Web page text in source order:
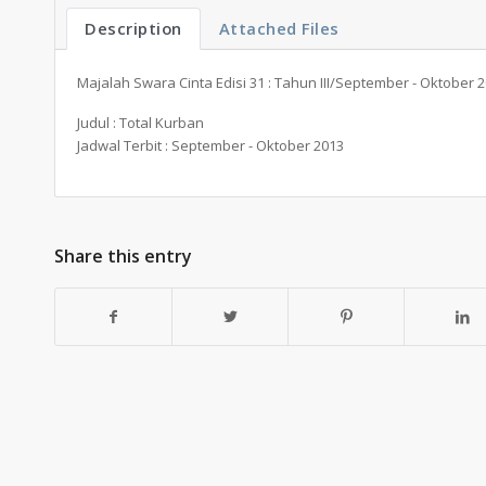
Description Attached Files
Majalah Swara Cinta Edisi 31 : Tahun III/September - Oktober
Judul : Total Kurban
Jadwal Terbit : September - Oktober 2013
Share this entry